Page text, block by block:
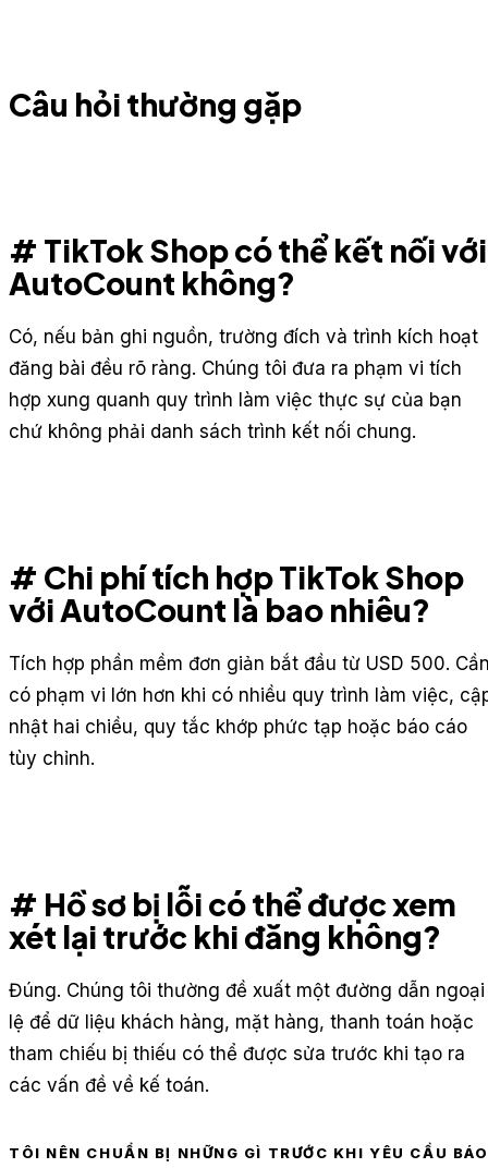
Câu hỏi thường gặp
# TikTok Shop có thể kết nối với
AutoCount không?
Có, nếu bản ghi nguồn, trường đích và trình kích hoạt
đăng bài đều rõ ràng. Chúng tôi đưa ra phạm vi tích
hợp xung quanh quy trình làm việc thực sự của bạn
chứ không phải danh sách trình kết nối chung.
# Chi phí tích hợp TikTok Shop
với AutoCount là bao nhiêu?
Tích hợp phần mềm đơn giản bắt đầu từ USD 500.
có phạm vi lớn hơn khi có nhiều quy trình làm việc,
nhật hai chiều, quy tắc khớp phức tạp hoặc báo cáo
tùy chỉnh.
# Hồ sơ bị lỗi có thể được xem
xét lại trước khi đăng không?
Đúng. Chúng tôi thường đề xuất một đường dẫn ngoại
lệ để dữ liệu khách hàng, mặt hàng, thanh toán hoặc
tham chiếu bị thiếu có thể được sửa trước khi tạo ra
các vấn đề về kế toán.
TÔI NÊN CHUẨN BỊ NHỮNG GÌ TRƯỚC KHI YÊU CẦU BÁO